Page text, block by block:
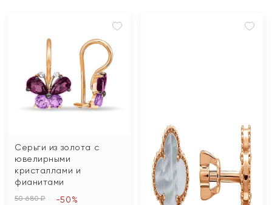
Серьги из золота с
ювелирными
кристаллами и
фианитами
50 680 ₽ -50%